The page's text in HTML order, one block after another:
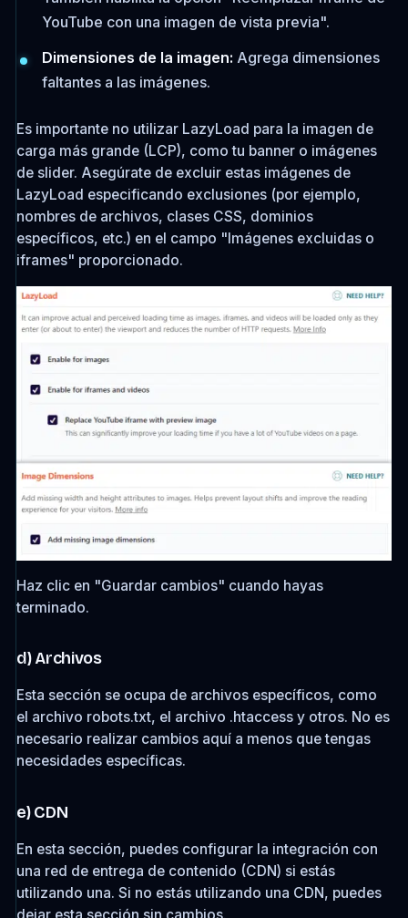
YouTube con una imagen de vista previa".
Dimensiones de la imagen: Agrega dimensiones
faltantes a las imágenes.
Es importante no utilizar LazyLoad para la imagen de
carga más grande (LCP), como tu banner o imágenes
de slider. Asegúrate de excluir estas imágenes de
LazyLoad especificando exclusiones (por ejemplo,
nombres de archivos, clases CSS, dominios
específicos, etc.) en el campo "Imágenes excluidas o
iframes" proporcionado.
Haz clic en "Guardar cambios" cuando hayas
terminado.
d) Archivos
Esta sección se ocupa de archivos específicos, como
el archivo robots.txt, el archivo .htaccess y otros. No es
necesario realizar cambios aquí a menos que tengas
necesidades específicas.
e) CDN
En esta sección, puedes configurar la integración con
una red de entrega de contenido (CDN) si estás
utilizando una. Si no estás utilizando una CDN, puedes